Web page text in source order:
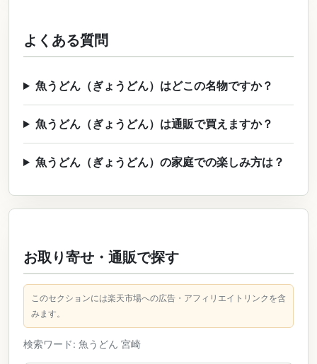
よくある質問
魚うどん（ぎょうどん）はどこの名物ですか？
魚うどん（ぎょうどん）は通販で買えますか？
魚うどん（ぎょうどん）の家庭での楽しみ方は？
お取り寄せ・通販で探す
このセクションには楽天市場への広告・アフィリエイトリンクを含
みます。
検索ワード: 魚うどん 宮崎